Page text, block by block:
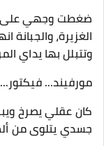
ضغطت وجهي على
الغزيرة،
وتتبلل بها يداي
​مورفيند... فيكتور...
​كان عقلي يصرخ
جسدي يتلوى من